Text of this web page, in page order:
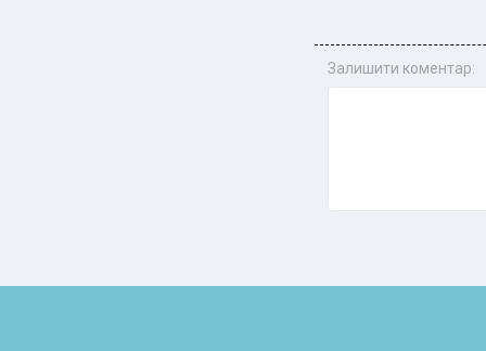
Залишити коментар: